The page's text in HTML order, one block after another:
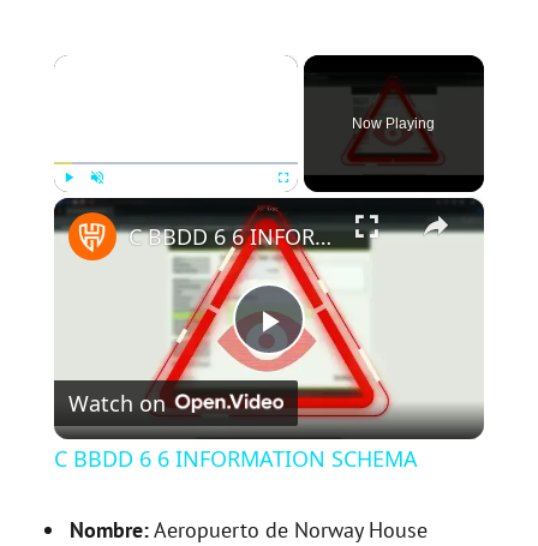
×
Play
Now Playing
×
P
l
C BBDD 6 6 INFORMATION SCHEMA
Watch on
C BBDD 6 6 INFORMATION SCHEMA
Nombre:Aeropuerto de Norway House